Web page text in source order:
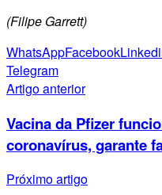
(Filipe Garrett)
WhatsAppFacebook
Telegram
Artigo anterior
Vacina da Pfizer
coronavírus, garante
Próximo artigo